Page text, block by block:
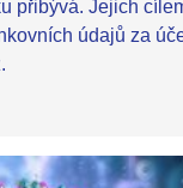
přibývá. Jejich
údajů za